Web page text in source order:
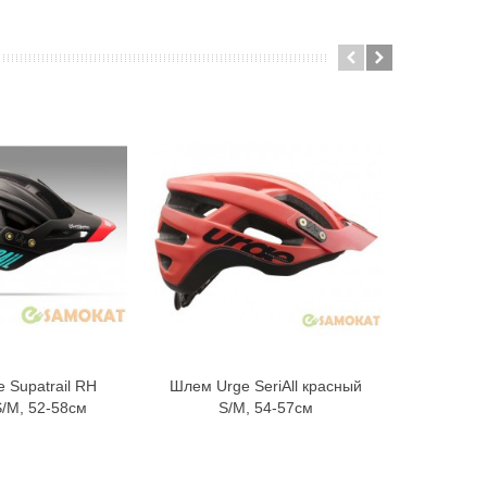
корзину
Supatrail RH
M, 52-58см
В корзину
Шлем Urge SeriAll красный
S/M, 54-57см